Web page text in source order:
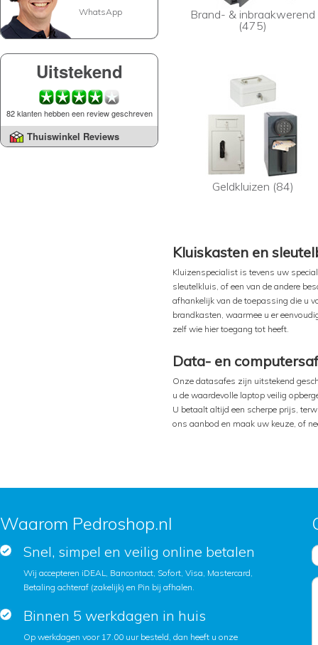
WhatsApp
Uitstekend
82 klanten hebben een review geschreven
Thuiswinkel Reviews
Brand- & inbraakwerend
(475)
Geldkluizen (84)
Kluiskasten en
Kluizenspecialist is tevens uw
sleutelkluis, of een van de andere
afhankelijk van de toepassing die u
brandkasten, waarmee u er
zelf wie hier toegang tot heeft.
Data- en
Onze datasafes zijn uitstekend
u de waardevolle laptop veilig
U betaalt altijd een scherpe prijs,
ons aanbod en maak uw keuze, of
Waarom Pedroshop.nl
Snel, simpel en veilig online betalen
Wij accepteren iDEAL, Bancontact, Sofort, Visa, Mastercard,
Betaling achteraf (zakelijk) en Pin bij afhalen.
Binnen 5 werkdagen in huis
Op werkdagen voor 17.00 uur besteld, dan heeft u onze